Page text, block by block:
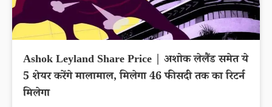
Ashok Leyland Share Price | अशोक लेलैंड समेत ये
5 शेयर करेंगे मालामाल, मिलेगा 46 फीसदी तक का रिटर्न
मिलेगा